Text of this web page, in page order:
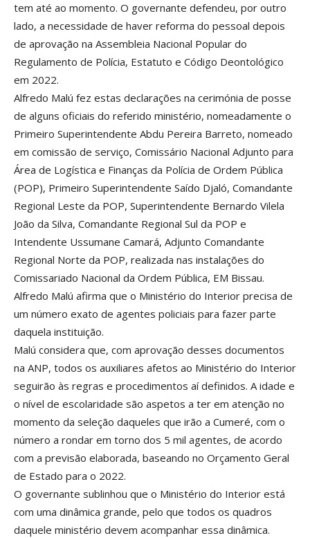
tem até ao momento. O governante defendeu, por outro
lado, a necessidade de haver reforma do pessoal depois
de aprovação na Assembleia Nacional Popular do
Regulamento de Polícia, Estatuto e Código Deontológico
em 2022.
Alfredo Malú fez estas declarações na cerimónia de posse
de alguns oficiais do referido ministério, nomeadamente o
Primeiro Superintendente Abdu Pereira Barreto, nomeado
em comissão de serviço, Comissário Nacional Adjunto para
Área de Logística e Finanças da Polícia de Ordem Pública
(POP), Primeiro Superintendente Saído Djaló, Comandante
Regional Leste da POP, Superintendente Bernardo Vilela
João da Silva, Comandante Regional Sul da POP e
Intendente Ussumane Camará, Adjunto Comandante
Regional Norte da POP, realizada nas instalações do
Comissariado Nacional da Ordem Pública, EM Bissau.
Alfredo Malú afirma que o Ministério do Interior precisa de
um número exato de agentes policiais para fazer parte
daquela instituição.
Malú considera que, com aprovação desses documentos
na ANP, todos os auxiliares afetos ao Ministério do Interior
seguirão às regras e procedimentos aí definidos. A idade e
o nível de escolaridade são aspetos a ter em atenção no
momento da seleção daqueles que irão a Cumeré, com o
número a rondar em torno dos 5 mil agentes, de acordo
com a previsão elaborada, baseando no Orçamento Geral
de Estado para o 2022.
O governante sublinhou que o Ministério do Interior está
com uma dinâmica grande, pelo que todos os quadros
daquele ministério devem acompanhar essa dinâmica.